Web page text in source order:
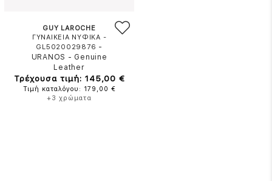
GUY LAROCHE
ΓΥΝΑΙΚΕΙΑ ΝΥΦΙΚΑ -
GL5020029876 -
URANOS - Genuine
Leather
Τρέχουσα τιμή: 145,00 €
Τιμή καταλόγου: 179,00 €
+3 χρώματα